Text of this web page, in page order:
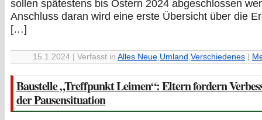
sollen spätestens bis Ostern 2024 abgeschlossen
Anschluss daran wird eine erste Übersicht über die
[…]
15.1.2024 | Verfasst in Alles Neue Umland Verschiedenes |
Baustelle „Treffpunkt Leimen“: Eltern fordern
der Pausensituation